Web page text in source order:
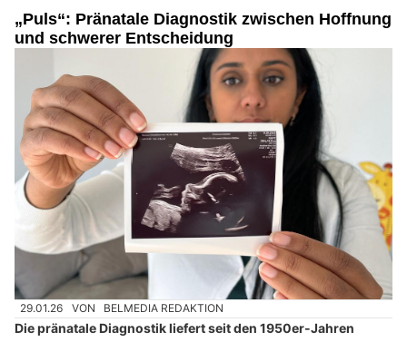
„Puls“: Pränatale Diagnostik zwischen Hoffnung
und schwerer Entscheidung
29.01.26 VON BELMEDIA REDAKTION
Die pränatale Diagnostik liefert seit den 1950er-Jahren